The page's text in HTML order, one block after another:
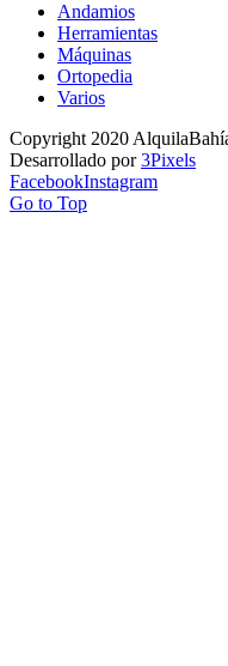
Andamios
Herramientas
Máquinas
Ortopedia
Varios
Copyright 2020
Desarrollado por3Pixels
FacebookInstagram
Go to Top